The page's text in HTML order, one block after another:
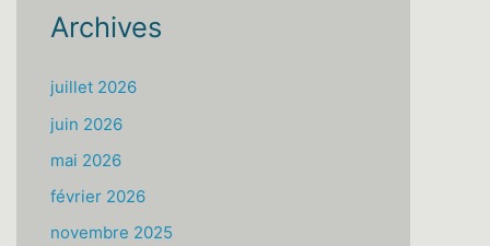
Archives
juillet 2026
juin 2026
mai 2026
février 2026
novembre 2025